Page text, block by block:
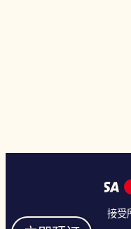
接受